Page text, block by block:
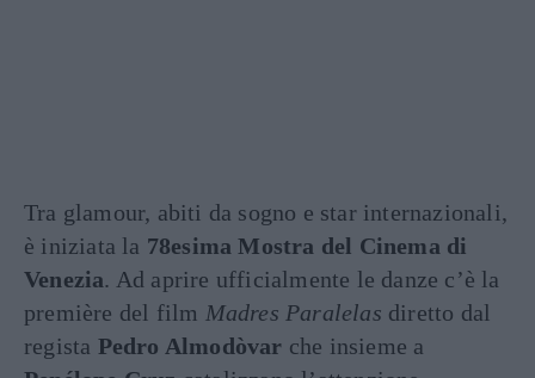
Tra glamour, abiti da sogno e star internazionali,
è iniziata la 78esima Mostra del Cinema di
Venezia. Ad aprire ufficialmente le danze c’è la
première del film Madres Paralelas diretto dal
regista Pedro Almodòvar che insieme a